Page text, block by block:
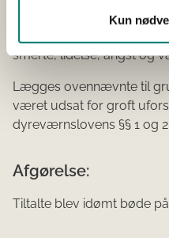
Kun
lægmands foretagne
smerte, lidelse, angst og
Lægges ovennævnte til
været udsat for groft
dyreværnslovens §§ 1 og 2.
Afgørelse:
Tiltalte blev idømt bøde på